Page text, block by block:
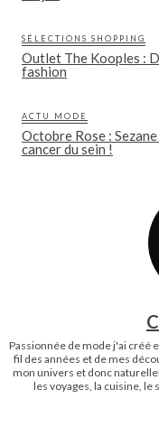
SÉLECTIONS SHOPPING
Outlet The Kooples :
fashion
ACTU MODE
Octobre Rose :
cancer du sein !
Passionnée de mode j'ai créé
fil des années et de mes
mon univers et donc
les voyages, la cuisine, le